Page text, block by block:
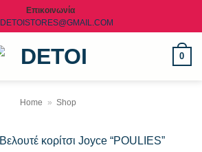
Επικοινωνία
DETOISTORES@GMAIL.COM
0
Home » Shop